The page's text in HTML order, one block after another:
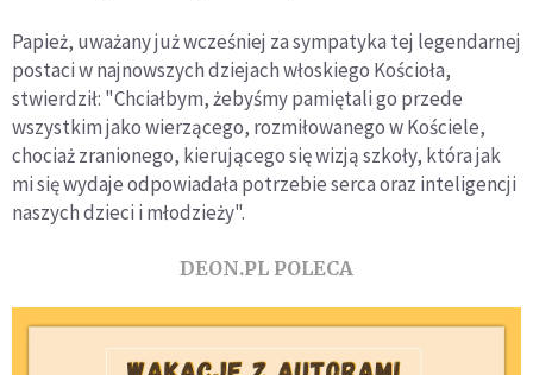
Papież, uważany już wcześniej za sympatyka tej legendarnej
postaci w najnowszych dziejach włoskiego Kościoła,
stwierdził: "Chciałbym, żebyśmy pamiętali go przede
wszystkim jako wierzącego, rozmiłowanego w Kościele,
chociaż zranionego, kierującego się wizją szkoły, która jak
mi się wydaje odpowiadała potrzebie serca oraz inteligencji
naszych dzieci i młodzieży".
DEON.PL POLECA